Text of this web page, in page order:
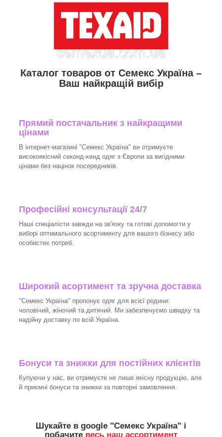
Каталог товаров от Семекс Україна –
Ваш найкращій вибір
Прямий постачальник з найкращими
цінами
В інтернет-магазині "Семекс Україна" ви отримуєте
високоякісний секонд-хенд одяг з Європи за вигідними
цінами без націнок посередників.
Професійні консультації 24/7
Наші спеціалісти завжди на зв'язку та готові допомогти у
виборі оптимального асортименту для вашого бізнесу або
особистих потреб.
Широкий асортимент та зручна доставка
"Семекс Україна" пропонує одяг для всієї родини:
чоловічий, жіночий та дитячий. Ми забезпечуємо швидку та
надійну доставку по всій Україна.
Бонуси та знижки для постійних клієнтів
Купуючи у нас, ви отримуєте не лише якісну продукцію, але
й приємні бонуси та знижки за повторні замовлення.
Шукайте в google "Семекс Україна" і
побачите весь наш ассортимент